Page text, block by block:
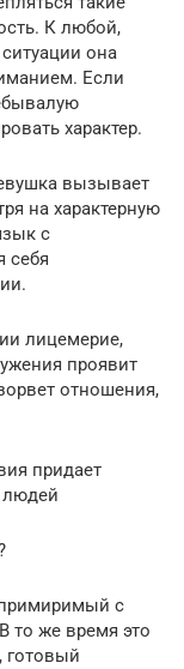
К любой,
она
Если
характер.
вызывает
на характерную
с
себя
лицемерие,
проявит
отношения,
придает
людей
с
то же время это
готовый